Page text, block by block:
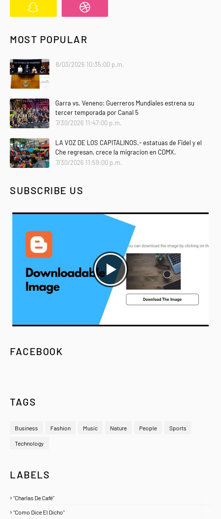
MOST POPULAR
8/03/2026 10:35:00 p.m.
Garra vs. Veneno: Guerreros Mundiales estrena su
tercer temporada por Canal 5
7/30/2026 11:47:00 p.m.
LA VOZ DE LOS CAPITALINOS.- estatuas de Fidel y el
Che regresan, crece la migracion en CDMX.
7/30/2026 11:59:00 p.m.
SUBSCRIBE US
FACEBOOK
TAGS
Business Fashion Music Nature People Sports
Technology
LABELS
"Charlas De Café"
"Como Dice El Dicho"